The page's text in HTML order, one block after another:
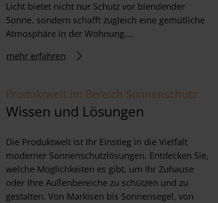
Licht bietet nicht nur Schutz vor blendender
Sonne, sondern schafft zugleich eine gemütliche
Atmosphäre in der Wohnung….
mehr erfahren
Produktwelt im Bereich Sonnenschutz
Wissen und Lösungen
Die Produktwelt ist Ihr Einstieg in die Vielfalt
moderner Sonnenschutzlösungen. Entdecken Sie,
welche Möglichkeiten es gibt, um Ihr Zuhause
oder Ihre Außenbereiche zu schützen und zu
gestalten. Von Markisen bis Sonnensegel, von